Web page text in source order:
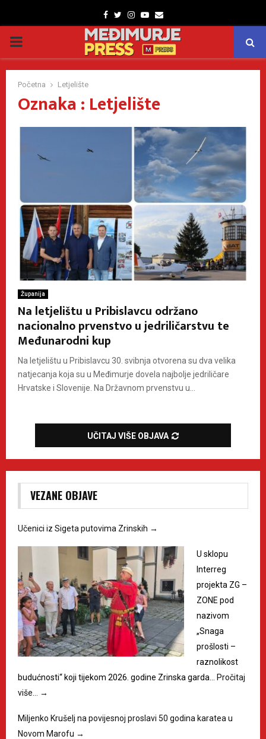
Facebook
TwitterInstagram
Youtube
Email
PRIMARY
MENU
Početna Letjelište
Oznaka : Letjelište
Županija
Na letjelištu u Pribislavcu održano
nacionalno prvenstvo u jedriličarstvu te
Međunarodni kup
Na letjelištu u Pribislavcu 30. svibnja otvorena su dva velika
natjecanja koja su u Međimurje dovela najbolje jedriličare
Hrvatske i Slovenije. Na Državnom prvenstvu u...
UČITAJ VIŠE OBJAVA
VEZANE OBJAVE
Učenici iz Sigeta putovima Zrinskih →
U sklopu
Interreg
projekta ZG –
ZONE pod
nazivom
„Snaga
prošlosti –
raznolikost
budućnosti“ koji tijekom 2026. godine Zrinska garda…
Pročitaj
više…
→
Miljenko Krušelj na povijesnoj proslavi 50 godina karatea u
Novom Marofu →